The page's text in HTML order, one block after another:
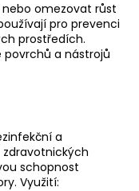
omezovat růst
pro prevenci
prostředích.
povrchů a nástrojů
a
schopnost
Využití: